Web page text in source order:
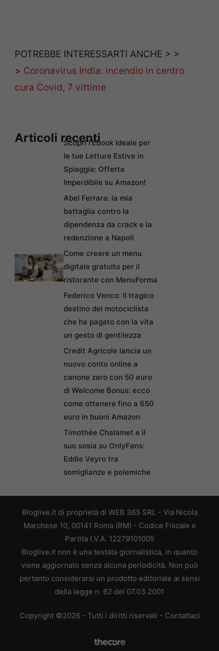
POTREBBE INTERESSARTI ANCHE > >
> Coronavirus India: incendio in centro
cura Covid, 7 vittime
Articoli recentiScopri l’Ebook Ideale per
le tue Letture Estive in
Spiaggia: Offerta
Imperdibile su Amazon!
Abel Ferrara: la mia
battaglia contro la
dipendenza da crack e la
redenzione a Napoli
Come creare un menu
digitale gratuito per il
ristorante con MenuForma
Federico Venco: Il tragico
destino del motociclista
che ha pagato con la vita
un gesto di gentilezza
Credit Agricole lancia un
nuovo conto online a
canone zero con 50 euro
di Welcome Bonus: ecco
come ottenere fino a 650
euro in buoni Amazon
Timothée Chalamet e il
suo sosia su OnlyFans:
Eddie Veyro tra
somiglianze e polemiche
Bloglive.it di proprietà di WEB 365 SRL - Via Nicola
Marchese 10, 00141 Roma (RM) - Codice Fiscale e
Partita I.V.A. 12279101005
Bloglive.it non è una testata giornalistica, in quanto
viene aggiornato senza alcuna periodicità. Non può
pertanto considerarsi un prodotto editoriale ai sensi
della legge n. 62 del 07.03.2001
Copyright ©2026 - Tutti i diritti riservati - Contattaci